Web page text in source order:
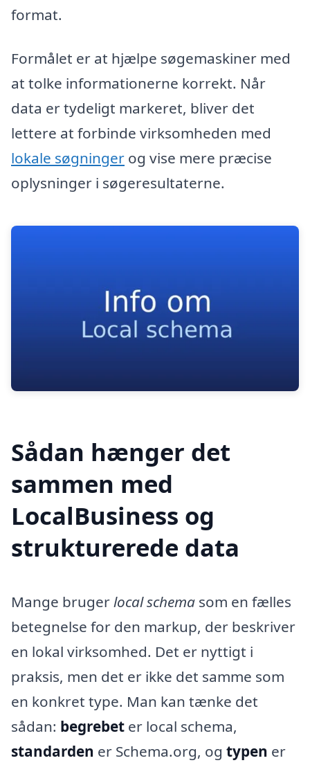
format.
Formålet er at hjælpe søgemaskiner med
at tolke informationerne korrekt. Når
data er tydeligt markeret, bliver det
lettere at forbinde virksomheden med
lokale søgninger og vise mere præcise
oplysninger i søgeresultaterne.
Sådan hænger det
sammen med
LocalBusiness og
strukturerede data
Mange brugerlocal schema som en fælles
betegnelse for den markup, der beskriver
en lokal virksomhed. Det er nyttigt i
praksis, men det er ikke det samme som
en konkret type. Man kan tænke det
sådan: begrebet er local schema,
standarden er Schema.org, og typen er